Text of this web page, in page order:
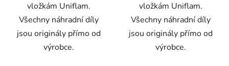
vložkám Uniflam.
Všechny náhradní díly
jsou originály přímo od
výrobce.
vložkám Uniflam.
Všechny náhradní díly
jsou originály přímo od
výrobce.